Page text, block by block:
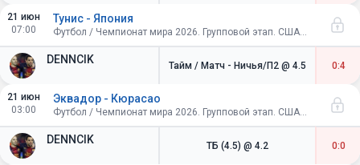
21 июн
07:00
DENNCIK
Тунис - Япония
Футбол / Чемпионат мира 2026. Групповой этап. США-Канада-Мексика
Тайм / Матч - Ничья/П2 @ 4.5 0:4
21 июн
03:00
DENNCIK
Эквадор - Кюрасао
Футбол / Чемпионат мира 2026. Групповой этап. США-Канада-Мексика
ТБ (4.5) @ 4.2 0:0